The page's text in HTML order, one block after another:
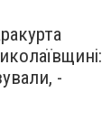
-